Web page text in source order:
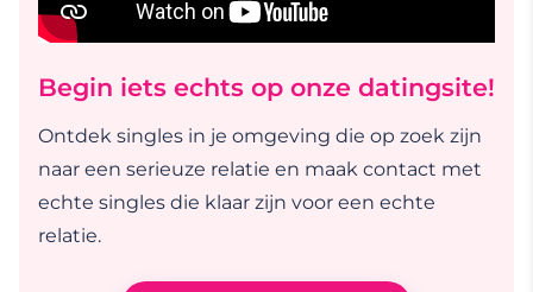
Begin iets echts op onze datingsite!
Ontdek singles in je omgeving die op zoek zijn
naar een serieuze relatie en maak contact met
echte singles die klaar zijn voor een echte
relatie.